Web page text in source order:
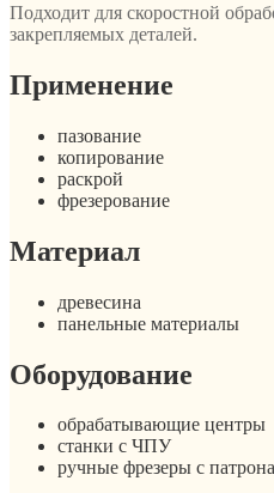
Подходит для скоростной
закрепляемых деталей.
Применение
пазование
копирование
раскрой
фрезерование
Материал
древесина
панельные материалы
Оборудование
обрабатывающие центры
станки с ЧПУ
ручные фрезеры с